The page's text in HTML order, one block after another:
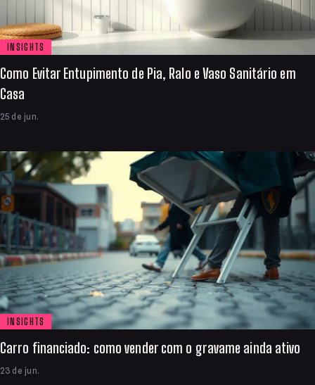
INSIGHTS
Como Evitar Entupimento de Pia, Ralo e Vaso Sanitário em
Casa
25 de jun.
INSIGHTS
Carro financiado: como vender com o gravame ainda ativo
23 de jun.